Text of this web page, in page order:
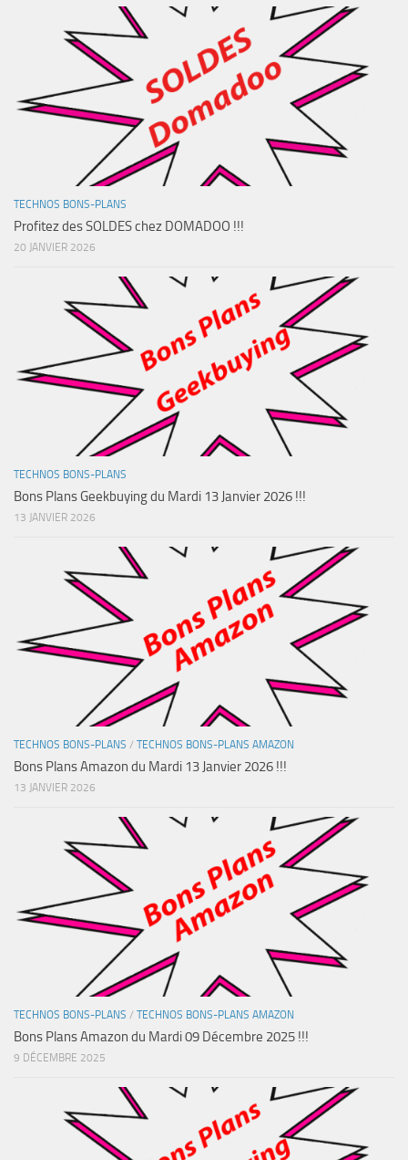
TECHNOS BONS-PLANS
Profitez des SOLDES chez DOMADOO !!!
20 JANVIER 2026
TECHNOS BONS-PLANS
Bons Plans Geekbuying du Mardi 13 Janvier 2026 !!!
13 JANVIER 2026
TECHNOS BONS-PLANS / TECHNOS BONS-PLANS AMAZON
Bons Plans Amazon du Mardi 13 Janvier 2026 !!!
13 JANVIER 2026
TECHNOS BONS-PLANS / TECHNOS BONS-PLANS AMAZON
Bons Plans Amazon du Mardi 09 Décembre 2025 !!!
9 DÉCEMBRE 2025